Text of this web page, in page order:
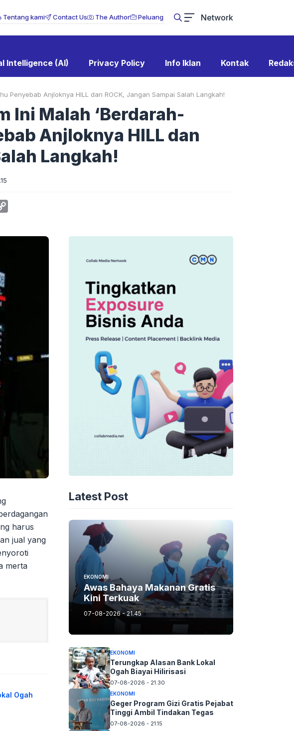
Tentang kami Contact Us The Author Peluang Network
Intelligence (AI) Privacy Policy Info Iklan Kontak
Penyebab Anjloknya HILL dan ROCK, Jangan Sampai Salah Langkah!
Ini Malah ‘Berdarah-
Anjloknya HILL dan
Langkah!
harus
jual yang
merta
Ogah
Latest Post
EKONOMI
Awas Bahaya Makanan Gratis
Kini Terkuak
07-08-2026 - 21.45
EKONOMI
Terungkap Alasan Bank Lokal
Ogah Biayai Hilirisasi
07-08-2026 - 21.30
EKONOMI
Geger Program Gizi Gratis Pejabat
Tinggi Ambil Tindakan Tegas
07-08-2026 - 21.15